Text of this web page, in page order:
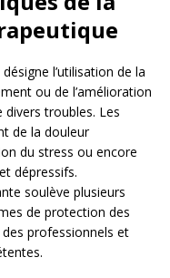
désigne l’utilisation de la
ou de l’amélioration
troubles. Les
de la douleur
du stress ou encore
dépressifs.
soulève plusieurs
de protection des
professionnels et